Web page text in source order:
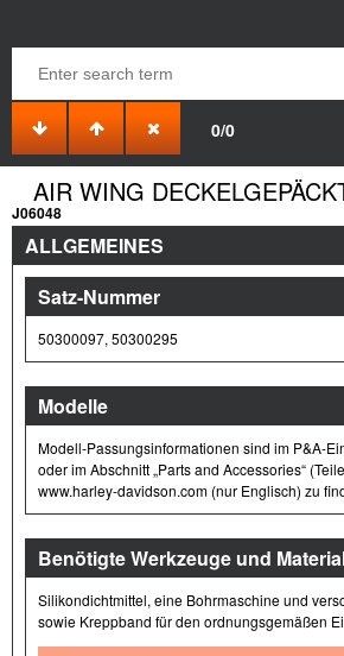
0/0
AIR WING
J06048
ALLGEMEINES
Satz-Nummer
50300097, 50300295
Modelle
Modell-Passungsinformationen sind im P&A-
oder im Abschnitt „Parts and Accessories“
www.harley-davidson.com (nur Englisch) zu
Benötigte Werkzeuge und
Silikondichtmittel, eine Bohrmaschine und
sowie Kreppband für den ordnungsgemäßen